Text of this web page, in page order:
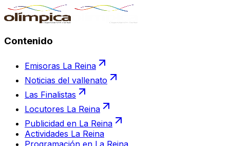
Contenido
Emisoras La Reina
Noticias del vallenato
Las Finalistas
Locutores La Reina
Publicidad en La Reina
Actividades La Reina
Programación en La Reina